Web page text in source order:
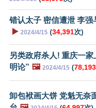
错认太子 密信遭泄 李强
▶️ 2024/4/15 (34,391次)
另类政府杀人! 重庆一
明论” 🖼️ 2024/4/15 (78,193
卸包袱画大饼 党魁无奈